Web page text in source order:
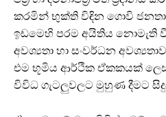
කරමින් භුක්ති විඳින ගොවි
ඉඩමෙහි පරම අයිතිය නොමැති
අවශ්‍යතා හා සංවර්ධන
එම භූමිය ආර්ථික ඒකකයක්
විවිධ ගැටලුවලට මුහුණ දීමට